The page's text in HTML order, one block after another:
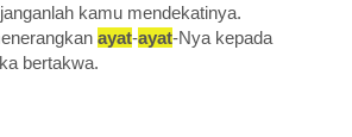
kamu mendekatinya.
ayat-ayat-Nya kepada
bertakwa.